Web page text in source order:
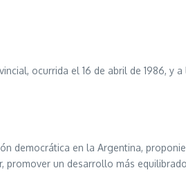
ocurrida el 16 de abril de 1986, y
democrática en la Argentina,
promover un desarrollo más